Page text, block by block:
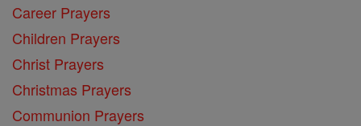
Career Prayers
Children Prayers
Christ Prayers
Christmas Prayers
Communion Prayers